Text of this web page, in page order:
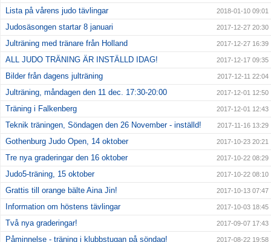
Lista på vårens judo tävlingar 2018-01-10 09:01
Judosäsongen startar 8 januari 2017-12-27 20:30
Julträning med tränare från Holland 2017-12-27 16:39
ALL JUDO TRÄNING ÄR INSTÄLLD IDAG! 2017-12-17 09:35
Bilder från dagens julträning 2017-12-11 22:04
Julträning, måndagen den 11 dec. 17:30-20:00 2017-12-01 12:50
Träning i Falkenberg 2017-12-01 12:43
Teknik träningen, Söndagen den 26 November - inställd! 2017-11-16 13:29
Gothenburg Judo Open, 14 oktober 2017-10-23 20:21
Tre nya graderingar den 16 oktober 2017-10-22 08:29
Judo5-träning, 15 oktober 2017-10-22 08:10
Grattis till orange bälte Aina Jin! 2017-10-13 07:47
Information om höstens tävlingar 2017-10-03 18:45
Två nya graderingar! 2017-09-07 17:43
Påminnelse - träning i klubbstugan på söndag! 2017-08-22 19:58